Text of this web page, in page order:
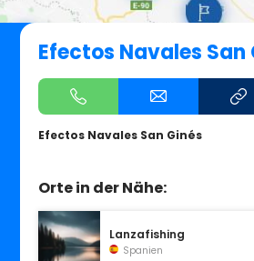
Efectos Navales San
Efectos Navales San Ginés
Orte in der Nähe:
Lanzafishing
Spanien